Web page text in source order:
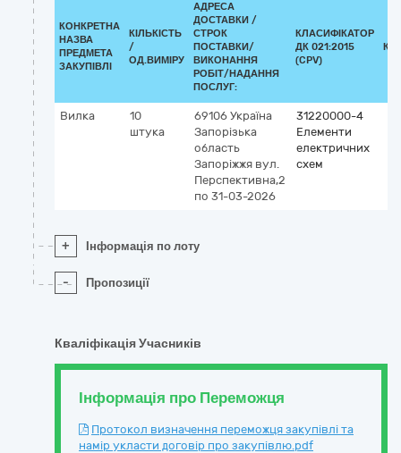
КОНКРЕТНА
НАЗВА
ПРЕДМЕТА
ЗАКУПІВЛІ
КІЛЬКІСТЬ
/
ОД.ВИМІРУ
АДРЕСА
ДОСТАВКИ /
СТРОК
ПОСТАВКИ/
ВИКОНАННЯ
РОБІТ/НАДАННЯ
ПОСЛУГ:
КЛАСИФІКАТОР
ДК 021:2015
(CPV)
Вилка
10
штука
69106 Україна
Запорізька
область
Запоріжжя вул.
Перспективна,2
по 31-03-2026
31220000-4
Елементи
електричних
схем
+ Інформація по лоту
- Пропозиції
Кваліфікація Учасників
Інформація про Переможця
Протокол визначення переможця закупівлі та
намір укласти договір про закупівлю.pdf